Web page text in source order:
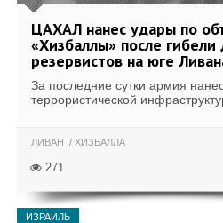
ЦАХАЛ нанес удары по
«Хизбаллы» после гибели
резервистов на юге
За последние сутки армия
террористической
ЛИВАН ХИЗБАЛЛА
271
ИЗРАИЛЬ